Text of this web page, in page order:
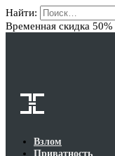
Найти:
Временная скидка 50%
Взлом
Приватность